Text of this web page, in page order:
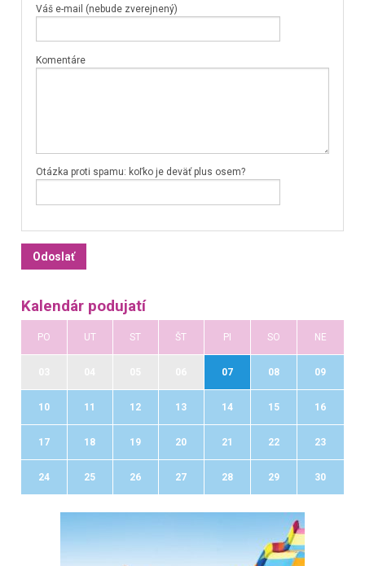
Váš e-mail (nebude zverejnený)
Komentáre
Otázka proti spamu: koľko je deväť plus osem?
Kalendár podujatí
PO UT ST ŠT PI SO NE
07 08 09
10 11 12 13 14 15 16
17 18 19 20 21 22 23
24 25 26 27 28 29 30